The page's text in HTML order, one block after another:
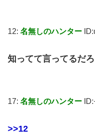
12: 名無しのハンター
知ってて言ってるだ
17: 名無しのハンター
>>12